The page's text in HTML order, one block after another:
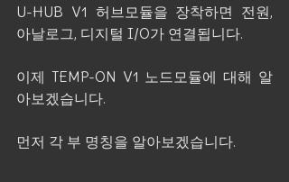
U-HUB V1 허브모듈을 장착하면 전원,
아날로그, 디지털 I/O가 연결됩니다.
이제 TEMP-ON V1 노드모듈에 대해 알
아보겠습니다.
먼저 각 부 명칭을 알아보겠습니다.